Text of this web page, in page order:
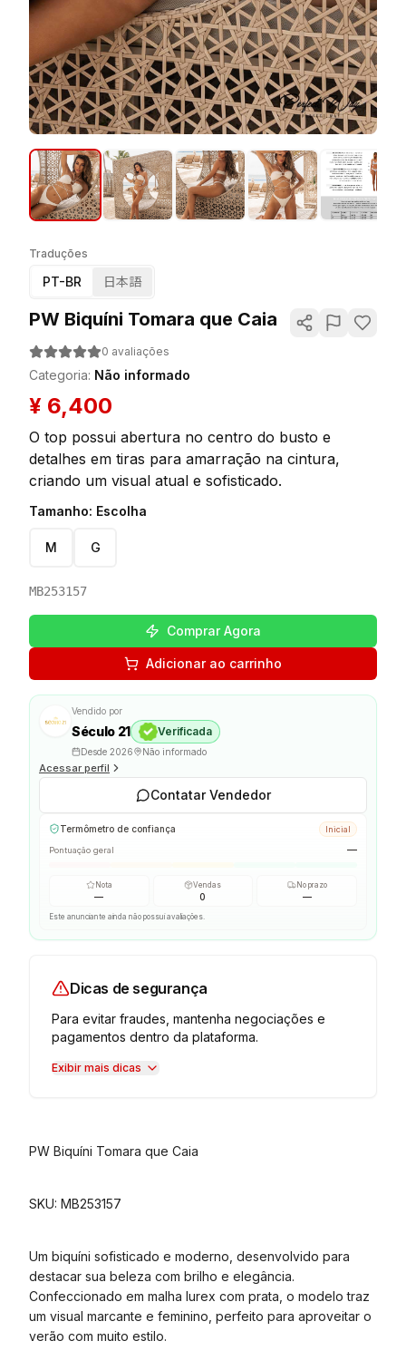
Traduções
PT-BR 日本語
PW Biquíni Tomara que Caia
0 avaliações
Categoria: Não informado
¥ 6,400
O top possui abertura no centro do busto e
detalhes em tiras para amarração na cintura,
criando um visual atual e sofisticado.
Tamanho: Escolha
M G
MB253157
Comprar Agora
Adicionar ao carrinho
Vendido por
Século 21 Verificada
Desde 2026 Não informado
Acessar perfil
Contatar Vendedor
Termômetro de confiança Inicial
Pontuação geral —
Nota
—
Vendas
0
No prazo
—
Este anunciante ainda não possui avaliações.
Dicas de segurança
Para evitar fraudes, mantenha negociações e
pagamentos dentro da plataforma.
Exibir mais dicas
PW Biquíni Tomara que Caia
SKU: MB253157
Um biquíni sofisticado e moderno, desenvolvido para
destacar sua beleza com brilho e elegância.
Confeccionado em malha lurex com prata, o modelo traz
um visual marcante e feminino, perfeito para aproveitar o
verão com muito estilo.